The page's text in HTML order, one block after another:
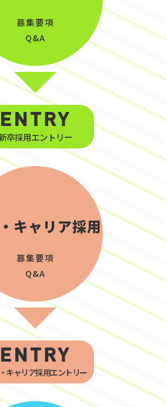
募集要項
Q&A
卒採用エントリー
キャリア採用
募集要項
Q&A
キャリア採用エントリー